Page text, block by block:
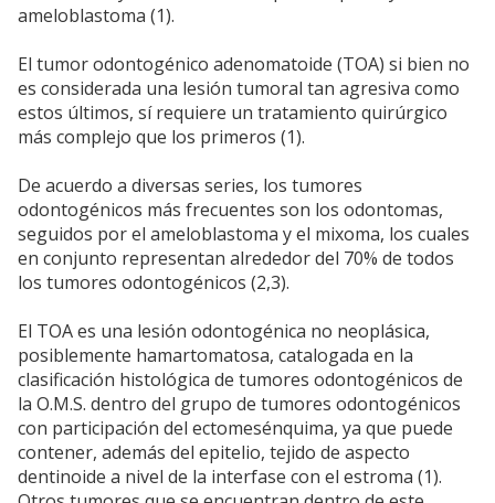
ameloblastoma (1).
El tumor odontogénico adenomatoide (TOA) si bien no
es considerada una lesión tumoral tan agresiva como
estos últimos, sí requiere un tratamiento quirúrgico
más complejo que los primeros (1).
De acuerdo a diversas series, los tumores
odontogénicos más frecuentes son los odontomas,
seguidos por el ameloblastoma y el mixoma, los cuales
en conjunto representan alrededor del 70% de todos
los tumores odontogénicos (2,3).
El TOA es una lesión odontogénica no neoplásica,
posiblemente hamartomatosa, catalogada en la
clasificación histológica de tumores odontogénicos de
la O.M.S. dentro del grupo de tumores odontogénicos
con participación del ectomesénquima, ya que puede
contener, además del epitelio, tejido de aspecto
dentinoide a nivel de la interfase con el estroma (1).